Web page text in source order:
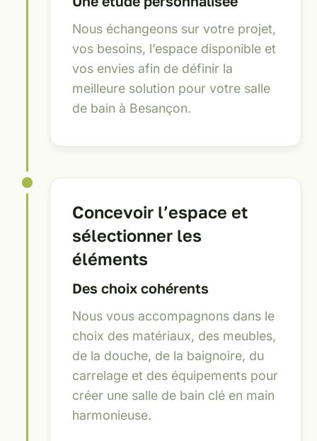
Nous échangeons sur votre projet,
vos besoins, l’espace disponible et
vos envies afin de définir la
meilleure solution pour votre salle
de bain à Besançon.
Concevoir l’espace et
sélectionner les
éléments
Des choix cohérents
Nous vous accompagnons dans le
choix des matériaux, des meubles,
de la douche, de la baignoire, du
carrelage et des équipements pour
créer une salle de bain clé en main
harmonieuse.